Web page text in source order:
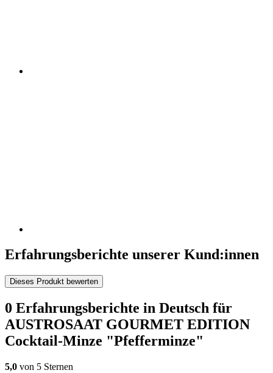
Erfahrungsberichte unserer Kund:innen
Dieses Produkt bewerten
0 Erfahrungsberichte in Deutsch für
AUSTROSAAT GOURMET EDITION
Cocktail-Minze "Pfefferminze"
5,0 von 5 Sternen